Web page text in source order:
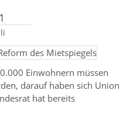
Einwohnern müssen
darauf haben sich Union
hat bereits